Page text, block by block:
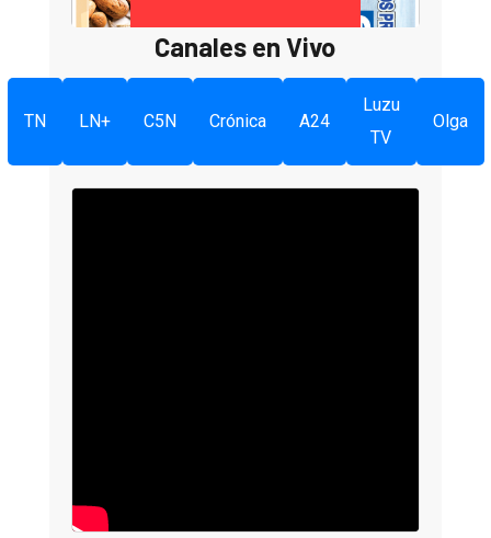
Canales en Vivo
TN LN+ C5N Crónica A24
Luzu
TV
Olga